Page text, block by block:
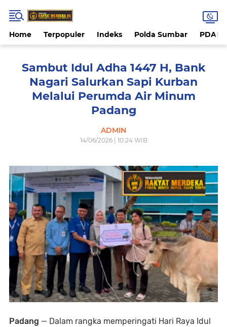
Home Terpopuler Indeks Polda Sumbar PDAM
Sambut Idul Adha 1447 H, Bank
Nagari Salurkan Sapi Kurban
Melalui Perumda Air Minum
Padang
ADMIN
14/06/2026 | 10:24 WIB
Padang — Dalam rangka memperingati Hari Raya Idul